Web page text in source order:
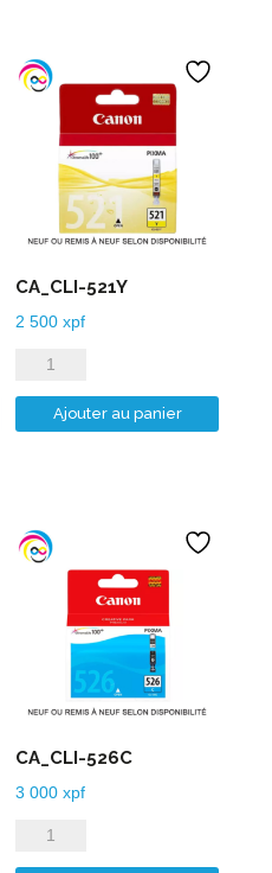
CA_CLI-521Y
2 500xpf
quantité
de
CA_CLI-
Ajouter au panier
CA_CLI-526C
3 000xpf
quantité
de